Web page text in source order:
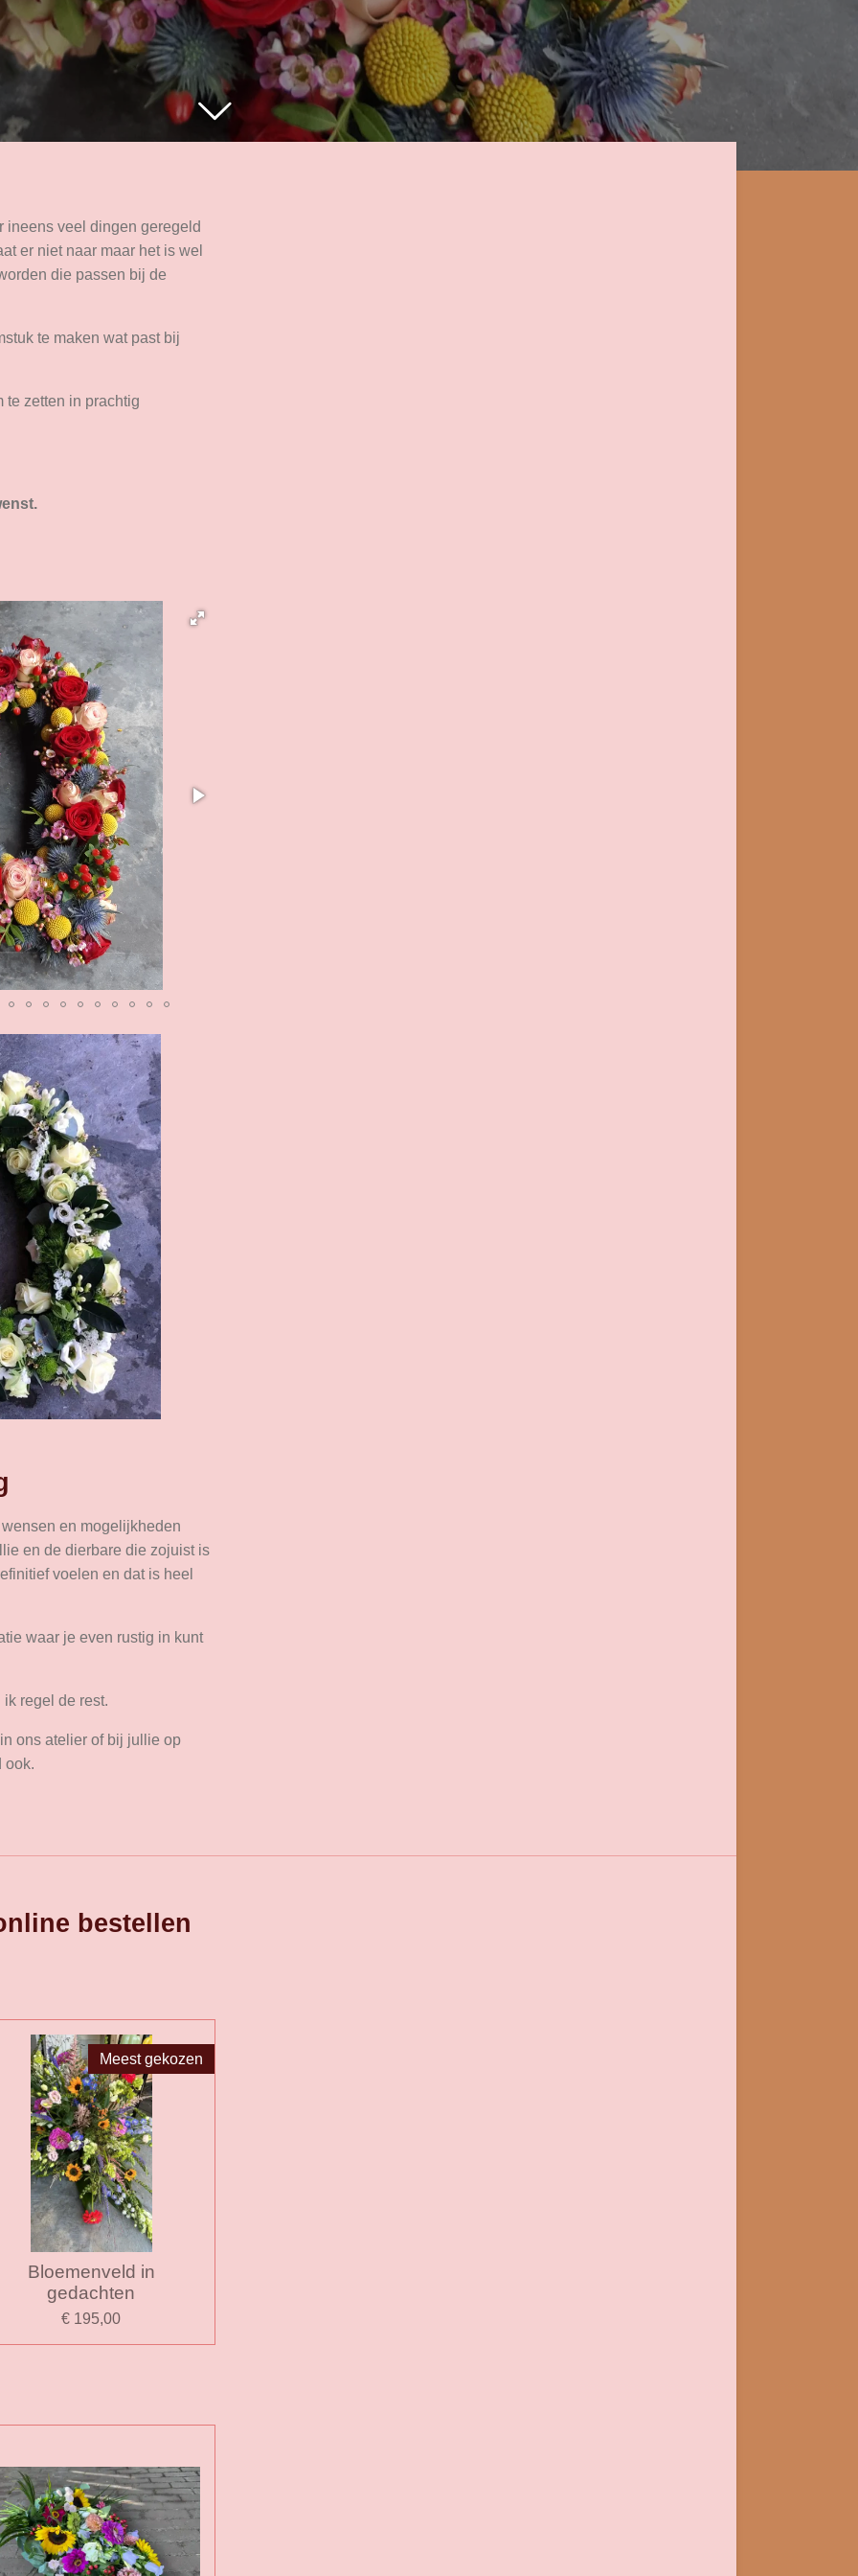
ineens veel dingen geregeld
er niet naar maar het is wel
die passen bij de
te maken wat past bij
te zetten in prachtig
en mogelijkheden
en de dierbare die zojuist is
voelen en dat is heel
waar je even rustig in kunt
regel de rest.
ons atelier of bij jullie op
ook.
bestellen
Meest gekozen
Bloemenveld in
gedachten
€ 195,00